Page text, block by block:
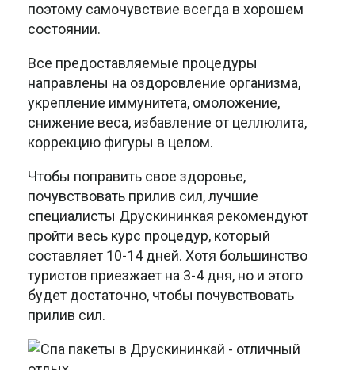
поэтому самочувствие всегда в хорошем
состоянии.
Все предоставляемые процедуры
направлены на оздоровление организма,
укрепление иммунитета, омоложение,
снижение веса, избавление от целлюлита,
коррекцию фигуры в целом.
Чтобы поправить свое здоровье,
почувствовать прилив сил, лучшие
специалисты Друскининкая рекомендуют
пройти весь курс процедур, который
составляет 10-14 дней. Хотя большинство
туристов приезжает на 3-4 дня, но и этого
будет достаточно, чтобы почувствовать
прилив сил.